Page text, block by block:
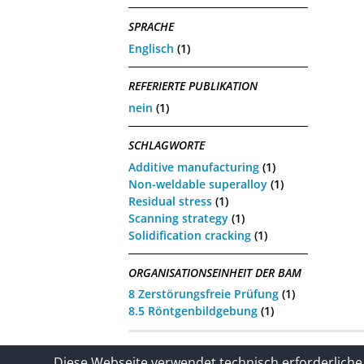
SPRACHE
Englisch (1)
REFERIERTE PUBLIKATION
nein (1)
SCHLAGWORTE
Additive manufacturing (1)
Non-weldable superalloy (1)
Residual stress (1)
Scanning strategy (1)
Solidification cracking (1)
ORGANISATIONSEINHEIT DER BAM
8 Zerstörungsfreie Prüfung (1)
8.5 Röntgenbildgebung (1)